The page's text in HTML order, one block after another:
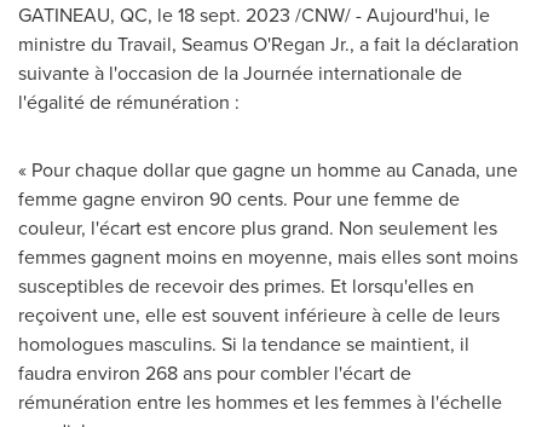
GATINEAU, QC, le18 sept. 2023 /CNW/ - Aujourd'hui, le
ministre du Travail, Seamus O'Regan Jr., a fait la déclaration
suivante à l'occasion de la Journée internationale de
l'égalité de rémunération :
« Pour chaque dollar que gagne un homme au Canada, une
femme gagne environ 90 cents. Pour une femme de
couleur, l'écart est encore plus grand. Non seulement les
femmes gagnent moins en moyenne, mais elles sont moins
susceptibles de recevoir des primes. Et lorsqu'elles en
reçoivent une, elle est souvent inférieure à celle de leurs
homologues masculins. Si la tendance se maintient, il
faudra environ 268 ans pour combler l'écart de
rémunération entre les hommes et les femmes à l'échelle